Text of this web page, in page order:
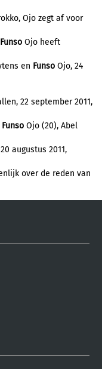
Ojo zegt af voor
Funso Ojo heeft
en Funso Ojo, 24
22 september 2011,
Funso Ojo (20), Abel
augustus 2011,
over de reden van